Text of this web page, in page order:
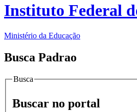
Instituto Federal
Ministério da Educação
Busca Padrao
Busca
Buscar no portal